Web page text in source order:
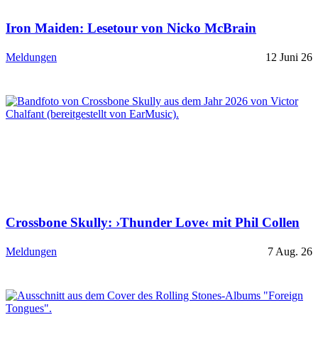
Iron Maiden: Lesetour von Nicko McBrain
Meldungen 12 Juni 26
Crossbone Skully: ›Thunder Love‹ mit Phil Collen
Meldungen 7 Aug. 26